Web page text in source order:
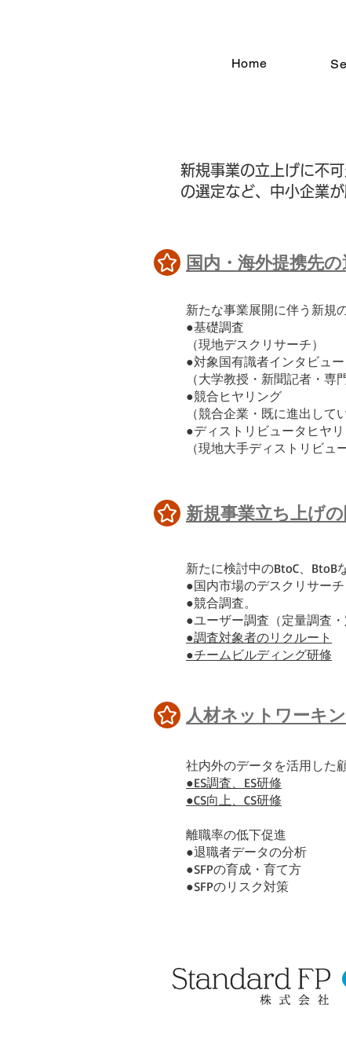
Home
新規事業の立上げに不
の選定など、中小企業
国内・海外提携先
新たな事業展開に伴う新規
●基礎調査
（現地デスクリサーチ）
●対象国有識者インタビュー
（大学教授・新聞記者・専
●競合ヒヤリング
（競合企業・既に進出して
●ディストリビュータヒヤ
（現地大手ディストリビュ
新規事業立ち上げ
新たに検討中のBtoC、BtoB
●国内市場のデスクリサー
●競合調査。
●ユーザー調査（定量調査・
●調査対象者のリクルート
●チームビルディング研修
人材ネットワーキ
社内外のデータを活用した
●ES調査、ES研修
●CS向上、CS研修
離職率の低下促進
●退職者データの分析
●SFPの育成・育て方
​●SFPのリスク対策